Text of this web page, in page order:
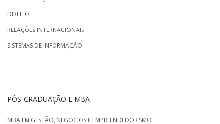
DIREITO
RELAÇÕES INTERNACIONAIS
SISTEMAS DE INFORMAÇÃO
PÓS-GRADUAÇÃO E MBA
MBA EM GESTÃO, NEGÓCIOS E EMPREENDEDORISMO